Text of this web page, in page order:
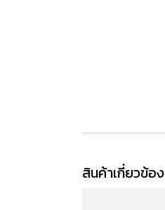
สินค้าเกี่ยวข้อง